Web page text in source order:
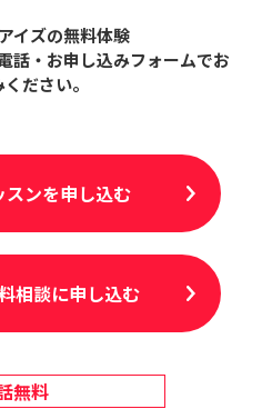
イズの無料体験
話・お申し込みフォームでお
ださい。
ンを申し込む
相談に申し込む
無料